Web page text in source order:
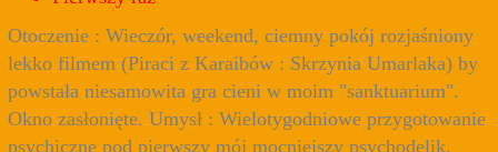
Otoczenie : Wieczór, weekend, ciemny pokój rozjaśniony
lekko filmem (Piraci z Karaibów : Skrzynia Umarlaka) by
powstała niesamowita gra cieni w moim "sanktuarium".
Okno zasłonięte. Umysł : Wielotygodniowe przygotowanie
psychiczne pod pierwszy mój mocniejszy psychodelik.